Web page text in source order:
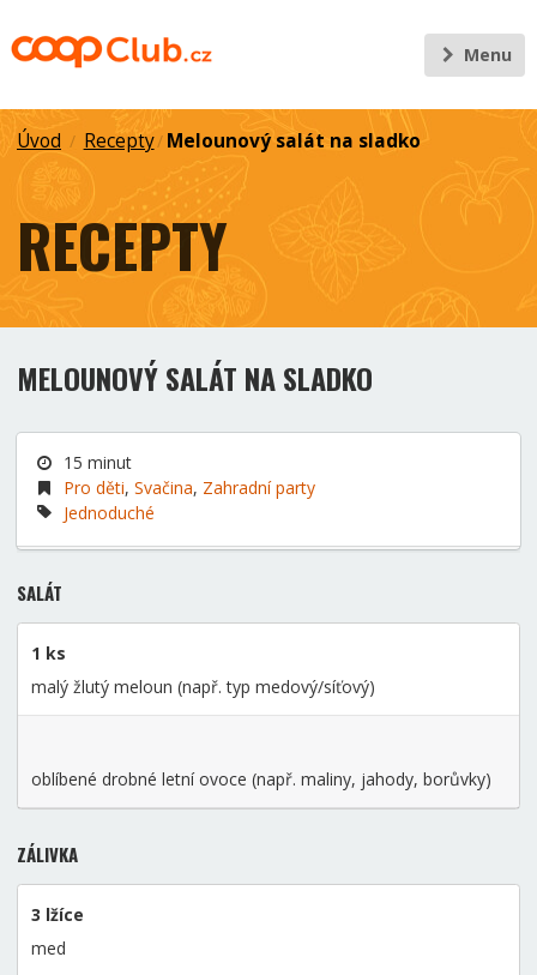
Menu
Úvod / Recepty/ Melounový salát na sladko
RECEPTY
MELOUNOVÝ SALÁT NA SLADKO
15 minut
Pro děti, Svačina, Zahradní party
Jednoduché
SALÁT
1 ks
malý žlutý meloun (např. typ medový/síťový)
oblíbené drobné letní ovoce (např. maliny, jahody, borůvky)
ZÁLIVKA
3 lžíce
med